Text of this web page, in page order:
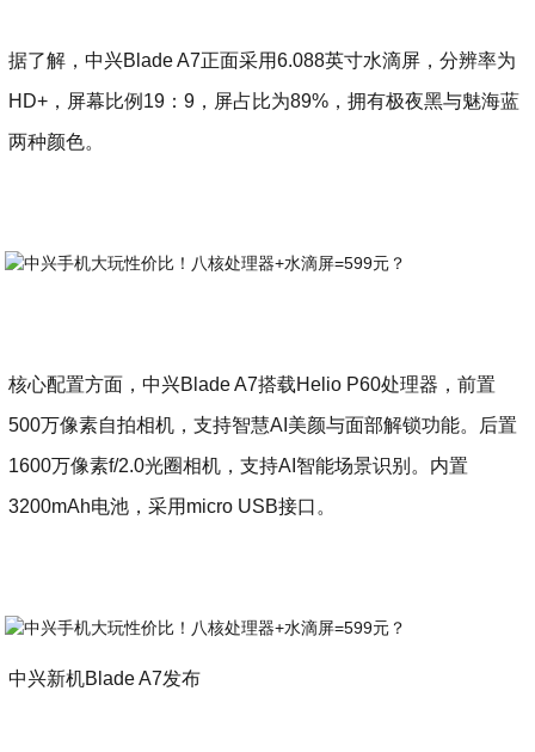
据了解，中兴Blade A7正面采用6.088英寸水滴屏，分辨率为
HD+，屏幕比例19：9，屏占比为89%，拥有极夜黑与魅海蓝
两种颜色。
核心配置方面，中兴Blade A7搭载Helio P60处理器，前置
500万像素自拍相机，支持智慧AI美颜与面部解锁功能。后置
1600万像素f/2.0光圈相机，支持AI智能场景识别。内置
3200mAh电池，采用micro USB接口。
中兴新机Blade A7发布